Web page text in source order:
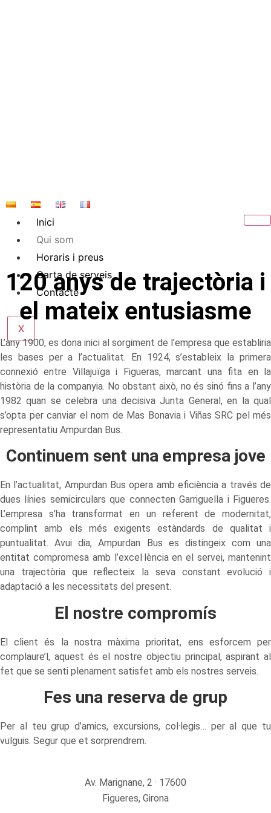
Inici
Qui som
Horaris i preus
Carta de serveis
Contacte
X
120 anys de trajectòria i
el mateix entusiasme
L’any 1900, es dona inici al sorgiment de l’empresa que establiria
les bases per a l’actualitat. En 1924, s’estableix la primera
connexió entre Villajuïga i Figueras, marcant una fita en la
història de la companyia. No obstant això, no és sinó fins a l’any
1982 quan se celebra una decisiva Junta General, en la qual
s’opta per canviar el nom de Mas Bonavia i Viñas SRC pel més
representatiu Ampurdan Bus.
Continuem sent una empresa jove
En l’actualitat, Ampurdan Bus opera amb eficiència a través de
dues línies semicirculars que connecten Garriguella i Figueres.
L’empresa s’ha transformat en un referent de modernitat,
complint amb els més exigents estàndards de qualitat i
puntualitat. Avui dia, Ampurdan Bus es distingeix com una
entitat compromesa amb l’excel·lència en el servei, mantenint
una trajectòria que reflecteix la seva constant evolució i
adaptació a les necessitats del present.
El nostre compromís
El client és la nostra màxima prioritat, ens esforcem per
complaure’l, aquest és el nostre objectiu principal, aspirant al
fet que se senti plenament satisfet amb els nostres serveis.
Fes una reserva de grup
Per al teu grup d’amics, excursions, col·legis… per al que tu
vulguis. Segur que et sorprendrem.
Av. Marignane, 2 · 17600
Figueres, Girona